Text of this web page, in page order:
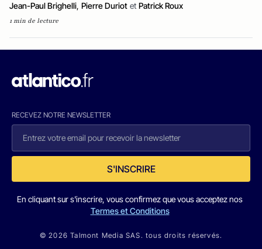
Jean-Paul Brighelli, Pierre Duriot et Patrick Roux
1 min de lecture
RECEVEZ NOTRE NEWSLETTER
S'INSCRIRE
En cliquant sur s'inscrire, vous confirmez que vous acceptez nos
Termes et Conditions
© 2026 Talmont Media SAS. tous droits réservés.